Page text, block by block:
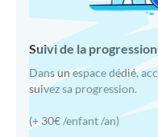
Suivi de la progression
Dans un espace dédié,
suivez sa progression.
(+ 30€ /enfant /an)